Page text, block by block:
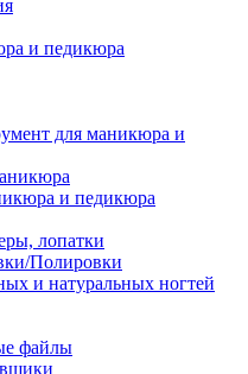
и педикюра
для маникюра и
и педикюра
лопатки
Полировки
и натуральных ногтей
файлы